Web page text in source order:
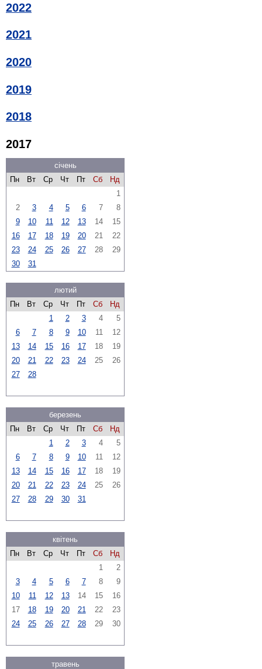
2022
2021
2020
2019
2018
2017
січень
Пн
Вт Ср Чт Пт Сб
Нд
1
2
3 4 5 6 7
8
9
10 11 12 13 14
15
16
17 18 19 20 21
22
23
24 25 26 27 28
29
30
31
лютий
Пн
Вт Ср Чт Пт Сб
Нд
1
2 3 4
5
6
7 8 9 10 11
12
13
14 15 16 17 18
19
20
21 22 23 24 25
26
27
28
березень
Пн
Вт Ср Чт Пт Сб
Нд
1
2 3 4
5
6
7 8 9 10 11
12
13
14 15 16 17 18
19
20
21 22 23 24 25
26
27
28 29 30 31
квітень
Пн
Вт Ср Чт Пт Сб
Нд
1
2
3
4 5 6 7 8
9
10
11 12 13 14 15
16
17
18 19 20 21 22
23
24
25 26 27 28 29 30
травень